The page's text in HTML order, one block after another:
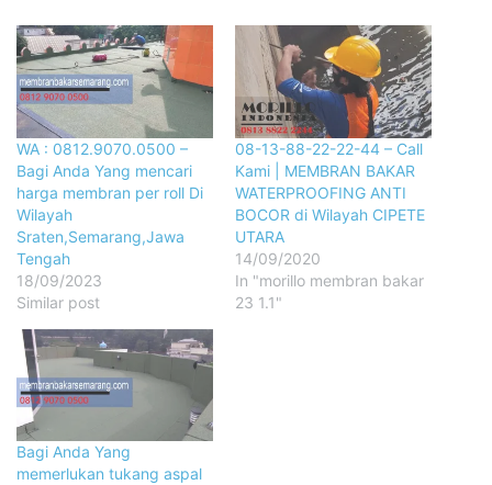
WA : 0812.9070.0500 –
Bagi Anda Yang mencari
harga membran per roll Di
Wilayah
Sraten,Semarang,Jawa
Tengah
18/09/2023
Similar post
08-13-88-22-22-44 – Call
Kami | MEMBRAN BAKAR
WATERPROOFING ANTI
BOCOR di Wilayah CIPETE
UTARA
14/09/2020
In "morillo membran bakar
23 1.1"
Bagi Anda Yang
memerlukan tukang aspal